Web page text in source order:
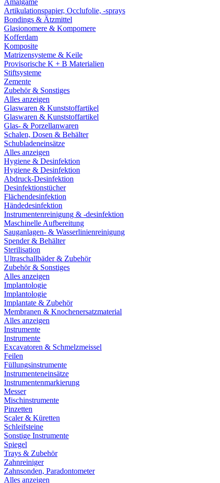
Amalgame
Artikulationspapier, Occlufolie, -sprays
Bondings & Ätzmittel
Glasionomere & Kompomere
Kofferdam
Komposite
Matrizensysteme & Keile
Provisorische K + B Materialien
Stiftsysteme
Zemente
Zubehör & Sonstiges
Alles anzeigen
Glaswaren & Kunststoffartikel
Glaswaren & Kunststoffartikel
Glas- & Porzellanwaren
Schalen, Dosen & Behälter
Schubladeneinsätze
Alles anzeigen
Hygiene & Desinfektion
Hygiene & Desinfektion
Abdruck-Desinfektion
Desinfektionstücher
Flächendesinfektion
Händedesinfektion
Instrumentenreinigung & -desinfektion
Maschinelle Aufbereitung
Sauganlagen- & Wasserlinienreinigung
Spender & Behälter
Sterilisation
Ultraschallbäder & Zubehör
Zubehör & Sonstiges
Alles anzeigen
Implantologie
Implantologie
Implantate & Zubehör
Membranen & Knochenersatzmaterial
Alles anzeigen
Instrumente
Instrumente
Excavatoren & Schmelzmeissel
Feilen
Füllungsinstrumente
Instrumenteneinsätze
Instrumentenmarkierung
Messer
Mischinstrumente
Pinzetten
Scaler & Küretten
Schleifsteine
Sonstige Instrumente
Spiegel
Trays & Zubehör
Zahnreiniger
Zahnsonden, Paradontometer
Alles anzeigen